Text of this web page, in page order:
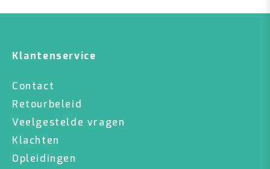
Klantenservice
Contact
Retourbeleid
Veelgestelde vragen
Klachten
Opleidingen